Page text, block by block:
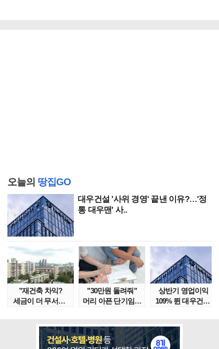
오늘의 땅집GO
대우건설 '사위 경영' 끝낸 이유?…'정
통 대우맨' 사..
"재건축 차익?
세금이 더 무서워"
"30만원 돌려줘"
머리 아픈 단기임대
상반기 영업이익
109% 뛴 대우건설,